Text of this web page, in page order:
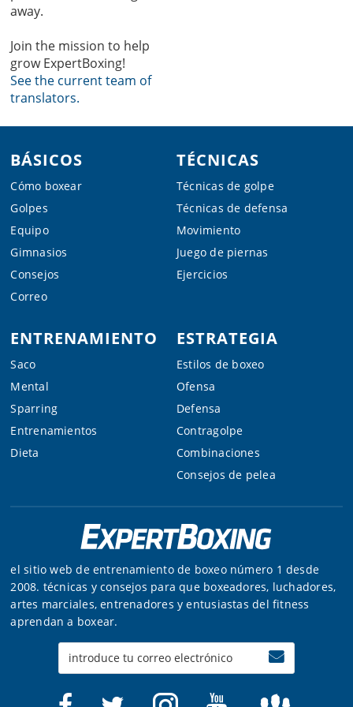
away.
Join the mission to help
grow ExpertBoxing!
See the current team of
translators.
Footer
BÁSICOS
Cómo boxear
Golpes
Equipo
Gimnasios
Consejos
Correo
TÉCNICAS
Técnicas de golpe
Técnicas de defensa
Movimiento
Juego de piernas
Ejercicios
ENTRENAMIENTO
Saco
Mental
Sparring
Entrenamientos
Dieta
ESTRATEGIA
Estilos de boxeo
Ofensa
Defensa
Contragolpe
Combinaciones
Consejos de pelea
el sitio web de entrenamiento de boxeo número 1 desde
2008. técnicas y consejos para que boxeadores, luchadores,
artes marciales, entrenadores y entusiastas del fitness
aprendan a boxear.
Enter